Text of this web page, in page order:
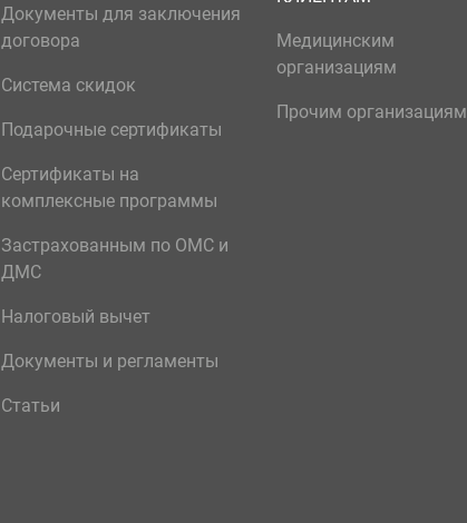
Документы для заключения
договора
Система скидок
Подарочные сертификаты
Сертификаты на
комплексные программы
Застрахованным по ОМС и
ДМС
Налоговый вычет
Документы и регламенты
Статьи
Медицинским
организациям
Прочим организациям